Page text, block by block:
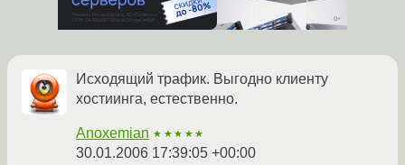
Исходящий трафик. Выгодно клиенту
хостиинга, естественно.
Anoxemian ★★★★★
30.01.2006 17:39:05 +00:00